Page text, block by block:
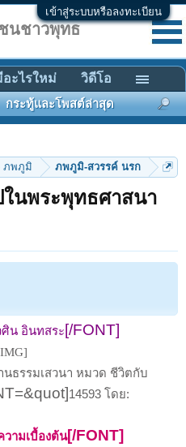
เข้าสู่ระบบหรือลงทะเบียน
ภพภูมิ ภพภูมิ-สวรรค์ นรก
นพระพุทธศาสนา
ศิน อินทสระ [/FONT]
นธรรมเสวนา หมวด ชีวิตกับ
14593 โดย:
วามเบื้องต้น[/FONT]
นชาวพุทธ
กระทู้และโพสต์ล่าสุด
อะไรใหม่ วิดีโอ